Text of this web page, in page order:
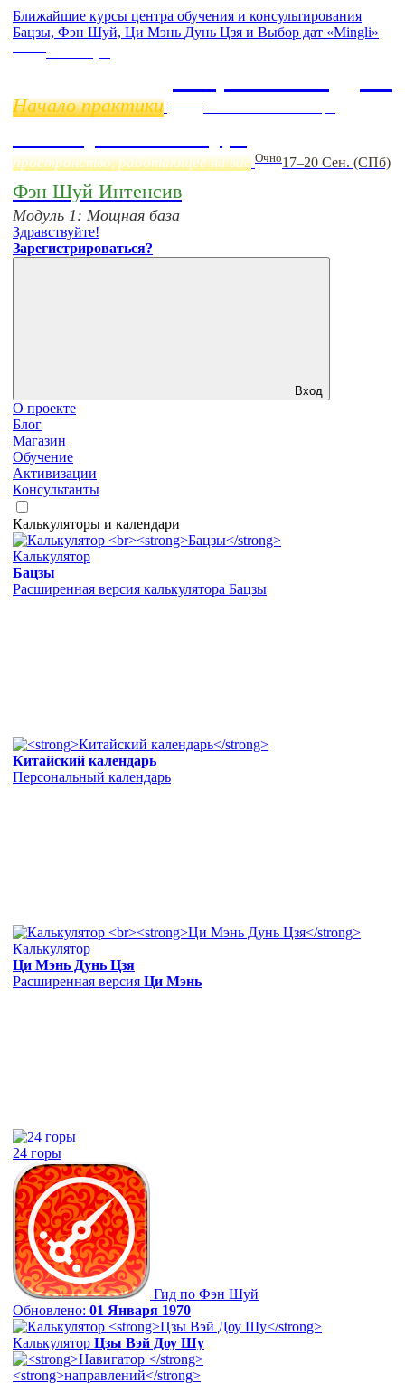
Ближайшие курсы центра обучения и консультирования
Бацзы, Фэн Шуй, Ци Мэнь Дунь Цзя и Выбор дат «Mingli»
Начало практики
пространство, работающее на вас Очно17–20 Сен. (СПб)
Фэн Шуй Интенсив
Модуль 1: Мощная база
Здравствуйте!
Зарегистрироваться?
Вход
О проекте
Блог
Магазин
Обучение
Активизации
Консультанты
Калькуляторы и календари
Калькулятор
Бацзы
Расширенная версия калькулятора Бацзы
Китайский календарь
Персональный календарь
Калькулятор
Ци Мэнь Дунь Цзя
Расширенная версия Ци Мэнь
24 горы
Гид по Фэн Шуй
Обновлено: 01 Января 1970
Калькулятор Цзы Вэй Доу Шу